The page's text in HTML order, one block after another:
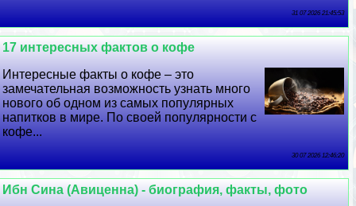
31 07 2026 21:45:53
17 интересных фактов о кофе
Интересные факты о кофе – это
замечательная возможность узнать много
нового об одном из самых популярных
напитков в мире. По своей популярности с
кофе...
30 07 2026 12:46:20
Ибн Сина (Авиценна) - биография, факты, фото